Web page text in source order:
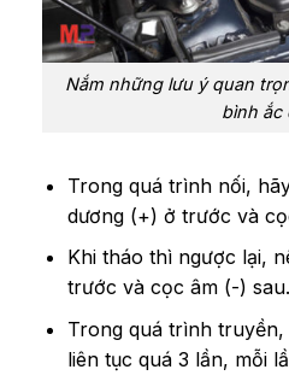
Nắm những lưu ý quan
bình ắc
Trong quá trình nối,
dương (+) ở trước và
Khi tháo thì ngược lại,
trước và cọc âm (-) sau.
Trong quá trình
liên tục quá 3 lần, mỗi